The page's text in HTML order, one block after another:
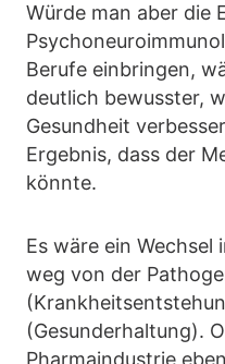
Würde man aber die
Berufe einbringen,
deutlich bewusster,
Gesundheit
Ergebnis, dass der
könnte.
Es wäre ein Wechsel
weg von der
(Gesunderhaltung).
Pharmaindustrie